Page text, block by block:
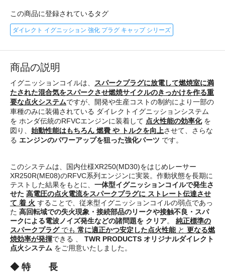
この商品に登録されているタグ
ダイレクト イグニッション 強化 プラグ キャップ シリーズ
商品の説明
イグニッションコイルは、
スパークプラグに放電して燃焼室に満
たされた混合気をスパークさせ燃焼サイクルのきっかけを作る重
要な点火システムですが、開発や生産コストの制約により一部の
車種のみに装備されている ダイレクトイグニッションシステム
を ホンダ伝統のRFVCエンジンに装着して 点火性能の効率化を
図り、 始動性能はもちろん 燃費 や トルクを向上させて、さらな
る エンジンのパワーアップを狙った強化パーツ です。
このシステムは、国内仕様XR250(MD30)をはじめレーサー
XR250R(ME08)のRFVC系列エンジンに実装。作動状態を長期に
テストした結果をもとに、 一体型イグニッションコイルで発生さ
せた 高電圧の点火電流をスパークプラグに ストレート伝達させ
て 着 火 することで、従来型イグニッションコイルの弱点であっ
た 高回転域での失火現象・接続部品のリークや接触不良・スパ
ークによる電波ノイズ発生などの諸問題を クリア。 純正標準の
スパークプラグでも 常に適正かつ安定した点火性能と 更なる燃
焼効率が発揮できる 、 TWR PRODUCTS オリジナルダイレクト
点火システム をご用意いたしました。
◆ 特 長